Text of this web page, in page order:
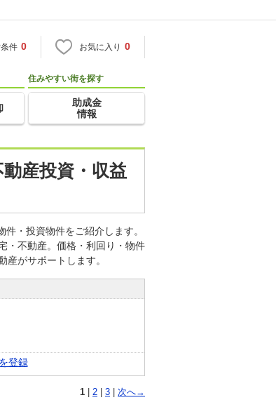
件 0 お気に入り 0
住みやすい街を探す
助成金
情報
産投資・収益
・投資物件をご紹介します。
・不動産。価格・利回り・物件
がサポートします。
登録
1 2 3 次へ→